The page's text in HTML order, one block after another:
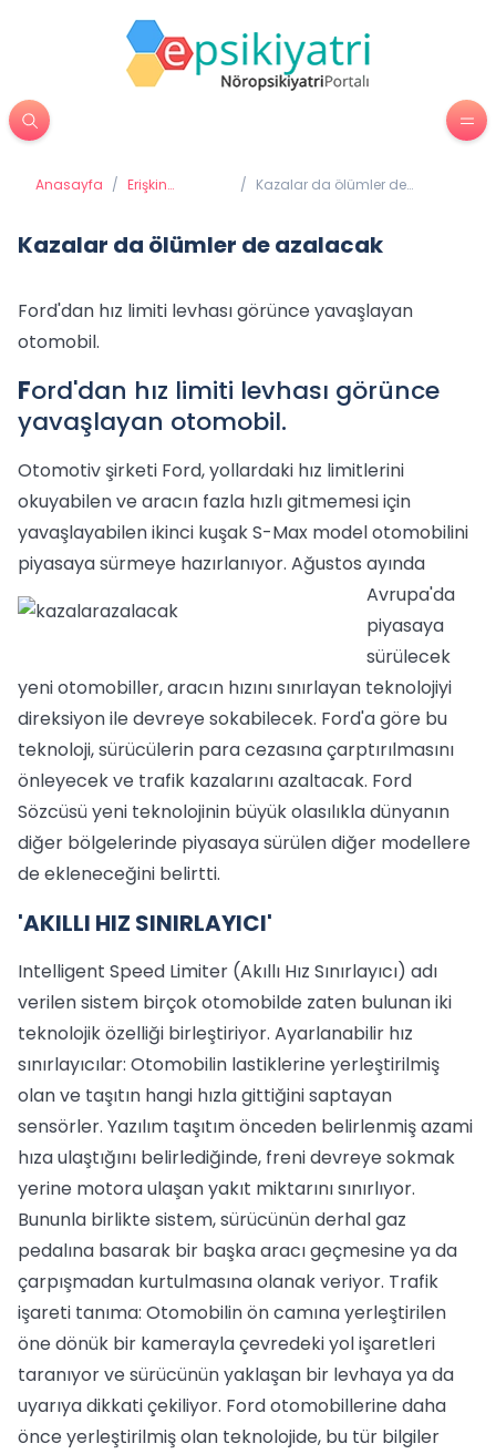
Anasayfa / Erişkin
/ Kazalar da ölümler de
Kazalar da ölümler de azalacak
Ford'dan hız limiti levhası görünce yavaşlayan
otomobil.
Ford'dan hız limiti levhası görünce
yavaşlayan otomobil.
Otomotiv şirketi Ford, yollardaki hız limitlerini
okuyabilen ve aracın fazla hızlı gitmemesi için
yavaşlayabilen ikinci kuşak S-Max model otomobilini
piyasaya sürmeye hazırlanıyor. Ağustos ayında
Avrupa'da
piyasaya
sürülecek
yeni otomobiller, aracın hızını sınırlayan teknolojiyi
direksiyon ile devreye sokabilecek. Ford'a göre bu
teknoloji, sürücülerin para cezasına çarptırılmasını
önleyecek ve trafik kazalarını azaltacak. Ford
Sözcüsü yeni teknolojinin büyük olasılıkla dünyanın
diğer bölgelerinde piyasaya sürülen diğer modellere
de ekleneceğini belirtti.
'AKILLI HIZ SINIRLAYICI'
Intelligent Speed Limiter (Akıllı Hız Sınırlayıcı) adı
verilen sistem birçok otomobilde zaten bulunan iki
teknolojik özelliği birleştiriyor. Ayarlanabilir hız
sınırlayıcılar: Otomobilin lastiklerine yerleştirilmiş
olan ve taşıtın hangi hızla gittiğini saptayan
sensörler. Yazılım taşıtım önceden belirlenmiş azami
hıza ulaştığını belirlediğinde, freni devreye sokmak
yerine motora ulaşan yakıt miktarını sınırlıyor.
Bununla birlikte sistem, sürücünün derhal gaz
pedalına basarak bir başka aracı geçmesine ya da
çarpışmadan kurtulmasına olanak veriyor. Trafik
işareti tanıma: Otomobilin ön camına yerleştirilen
öne dönük bir kamerayla çevredeki yol işaretleri
taranıyor ve sürücünün yaklaşan bir levhaya ya da
uyarıya dikkati çekiliyor. Ford otomobillerine daha
önce yerleştirilmiş olan teknolojide, bu tür bilgiler